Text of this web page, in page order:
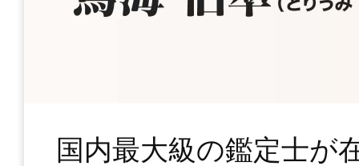
国内最大級の鑑定士が